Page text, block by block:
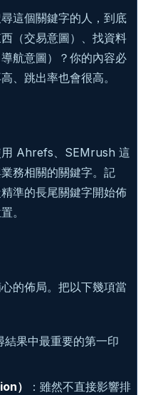
這個關鍵字的人，到底
（交易意圖）、找資料
航意圖）？你的內容必
、跳出率也會很高。
用 Ahrefs、SEMrush 這
務相關的關鍵字。記
準的長尾關鍵字開始佈
。
的佈局。把以下幾項當
結果中最重要的第一印
）
：雖然不直接影響排